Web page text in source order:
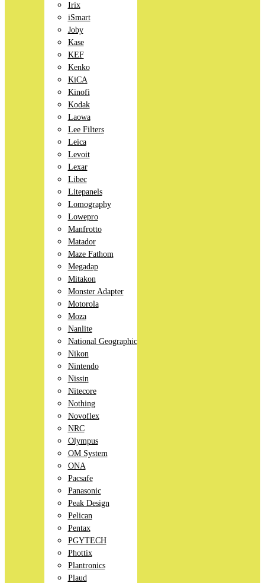
Irix
iSmart
Joby
Kase
KEF
Kenko
KiCA
Kinofi
Kodak
Laowa
Lee Filters
Leica
Levoit
Lexar
Libec
Litepanels
Lomography
Lowepro
Manfrotto
Matador
Maze Fathom
Megadap
Mitakon
Monster Adapter
Motorola
Moza
Nanlite
National Geographic
Nikon
Nintendo
Nissin
Nitecore
Nothing
Novoflex
NRC
Olympus
OM System
ONA
Pacsafe
Panasonic
Peak Design
Pelican
Pentax
PGYTECH
Phottix
Plantronics
Plaud